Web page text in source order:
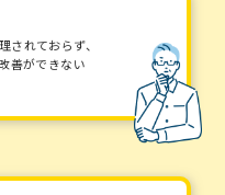
されておらず、
善ができない